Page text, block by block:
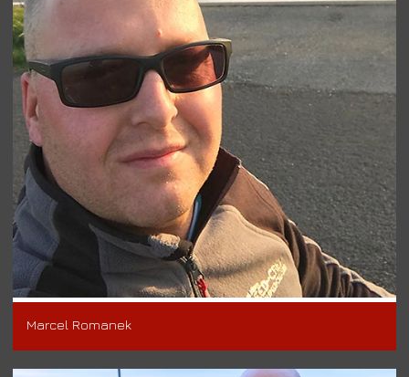
Marcel Romanek